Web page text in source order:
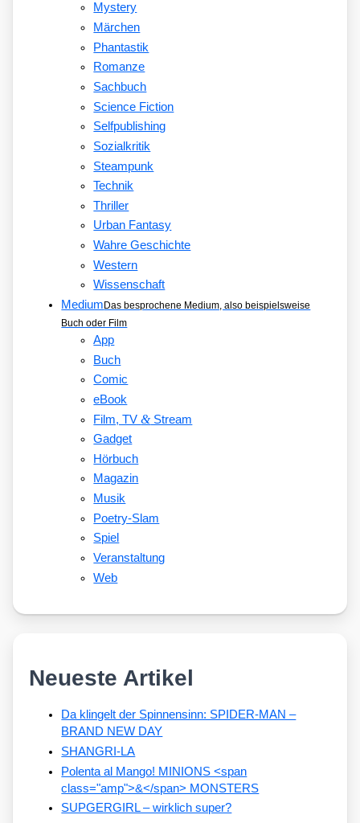
Mystery
Märchen
Phantastik
Romanze
Sachbuch
Science Fiction
Selfpublishing
Sozialkritik
Steampunk
Technik
Thriller
Urban Fantasy
Wahre Geschichte
Western
Wissenschaft
Medium Das besprochene Medium, also beispielsweise
Buch oder Film
App
Buch
Comic
eBook
Film, TV&Stream
Gadget
Hörbuch
Magazin
Musik
Poetry-Slam
Spiel
Veranstaltung
Web
Neueste Artikel
Da klingelt der Spinnensinn: SPIDER-MAN –
BRAND NEW DAY
SHANGRI-LA
Polenta al Mango! MINIONS <span
class="amp">&</span> MONSTERS
SUPGERGIRL – wirklich super?